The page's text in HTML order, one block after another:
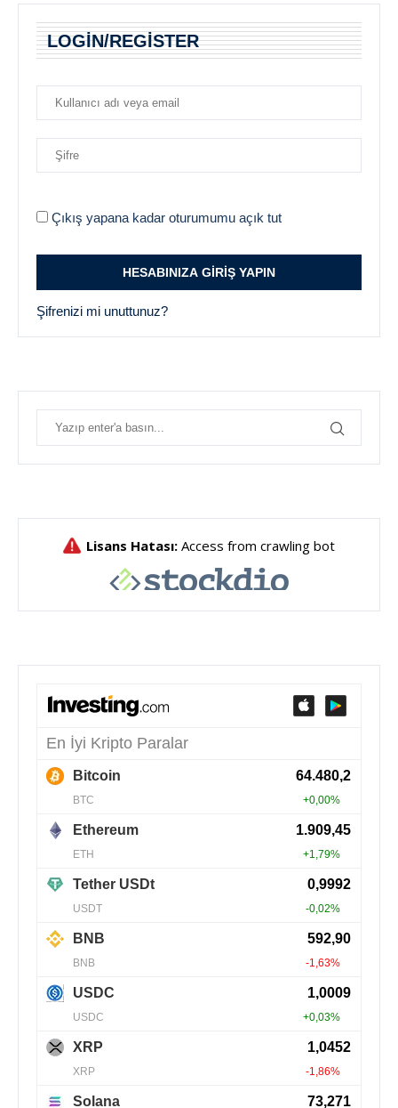
LOGIN/REGISTER
Çıkış yapana kadar oturumumu açık tut
Şifrenizi mi unuttunuz?